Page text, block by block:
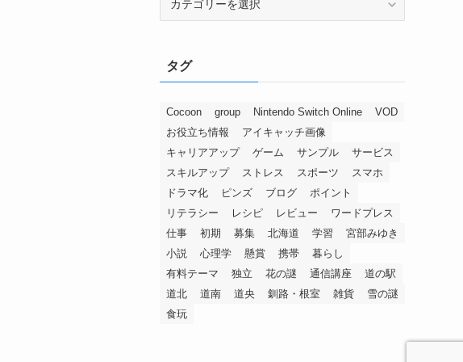
タグ
Cocoon group Nintendo Switch Online
VOD
お役立ち情報
アイキャッチ画像
キャリアアップ
ゲーム サンプル
サービス
スキルアップ
ストレス スポーツ
スマホ
ドラマ化
ピンズ ブログ
ポイント
リテラシー
レシピ レビュー
ワードプレス
仕事
初期 募集 北海道 学習
宮部みゆき
小説
心理学 懸賞 携帯
暮らし
有料テーマ
独立 花の謎 通信講座
道の駅
道北
道南 道央 釧路・根室 雑貨
雪の謎
食玩